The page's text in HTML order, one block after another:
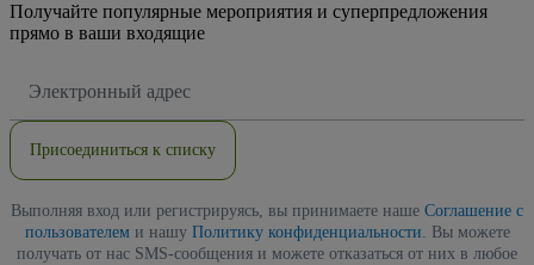
Получайте популярные мероприятия и суперпредложения
прямо в ваши входящие
электронной
Присоединиться к списку
Выполняя вход или регистрируясь, вы принимаете наше Соглашение с
пользователеми нашу Политику конфиденциальности. Вы можете
получать от нас SMS-сообщения и можете отказаться от них в любое